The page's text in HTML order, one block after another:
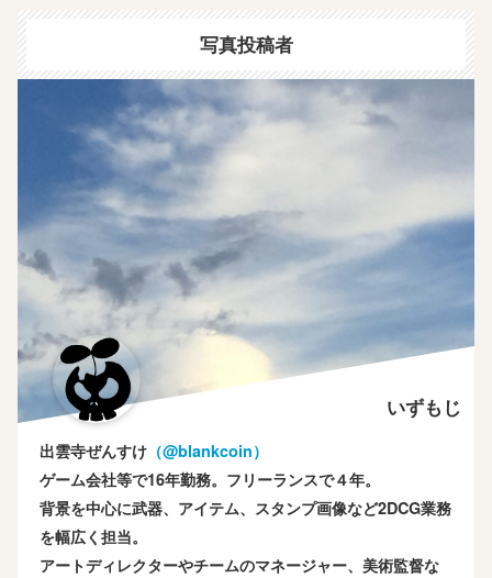
写真投稿者
いずもじ
出雲寺ぜんすけ （‎@blankcoin）
ゲーム会社等で16年勤務。フリーランスで４年。
背景を中心に武器、アイテム、スタンプ画像など2DCG業務
を幅広く担当。
アートディレクターやチームのマネージャー、美術監督な